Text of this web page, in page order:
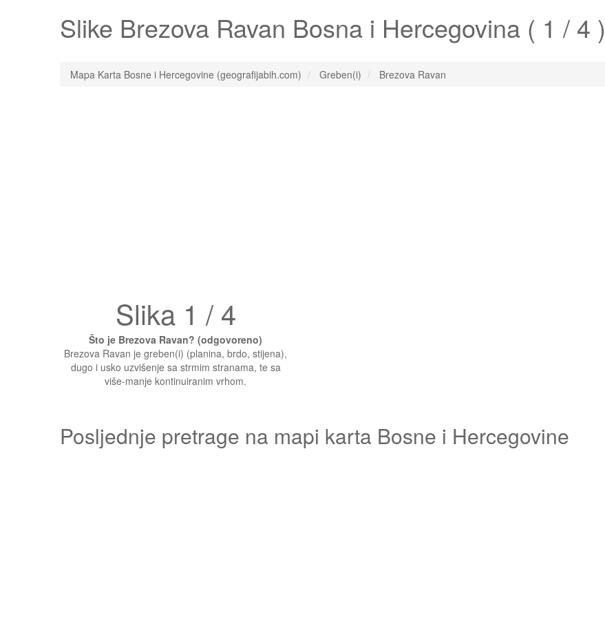
Slike Brezova Ravan Bosna i Hercegovina ( 1 / 4 )
Mapa Karta Bosne i Hercegovine (geografijabih.com) Greben(i) Brezova Ravan
Slika 1 / 4
Što je Brezova Ravan? (odgovoreno)
Brezova Ravan je greben(i) (planina, brdo, stijena),
dugo i usko uzvišenje sa strmim stranama, te sa
više-manje kontinuiranim vrhom.
Posljednje pretrage na mapi karta Bosne i Hercegovine